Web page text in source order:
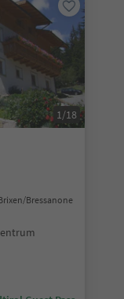
1/18
Bressanone